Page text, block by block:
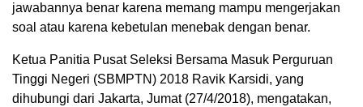
jawabannya benar karena memang mampu mengerjakan
soal atau karena kebetulan menebak dengan benar.
Ketua Panitia Pusat Seleksi Bersama Masuk Perguruan
Tinggi Negeri (SBMPTN) 2018 Ravik Karsidi, yang
dihubungi dari Jakarta, Jumat (27/4/2018), mengatakan,